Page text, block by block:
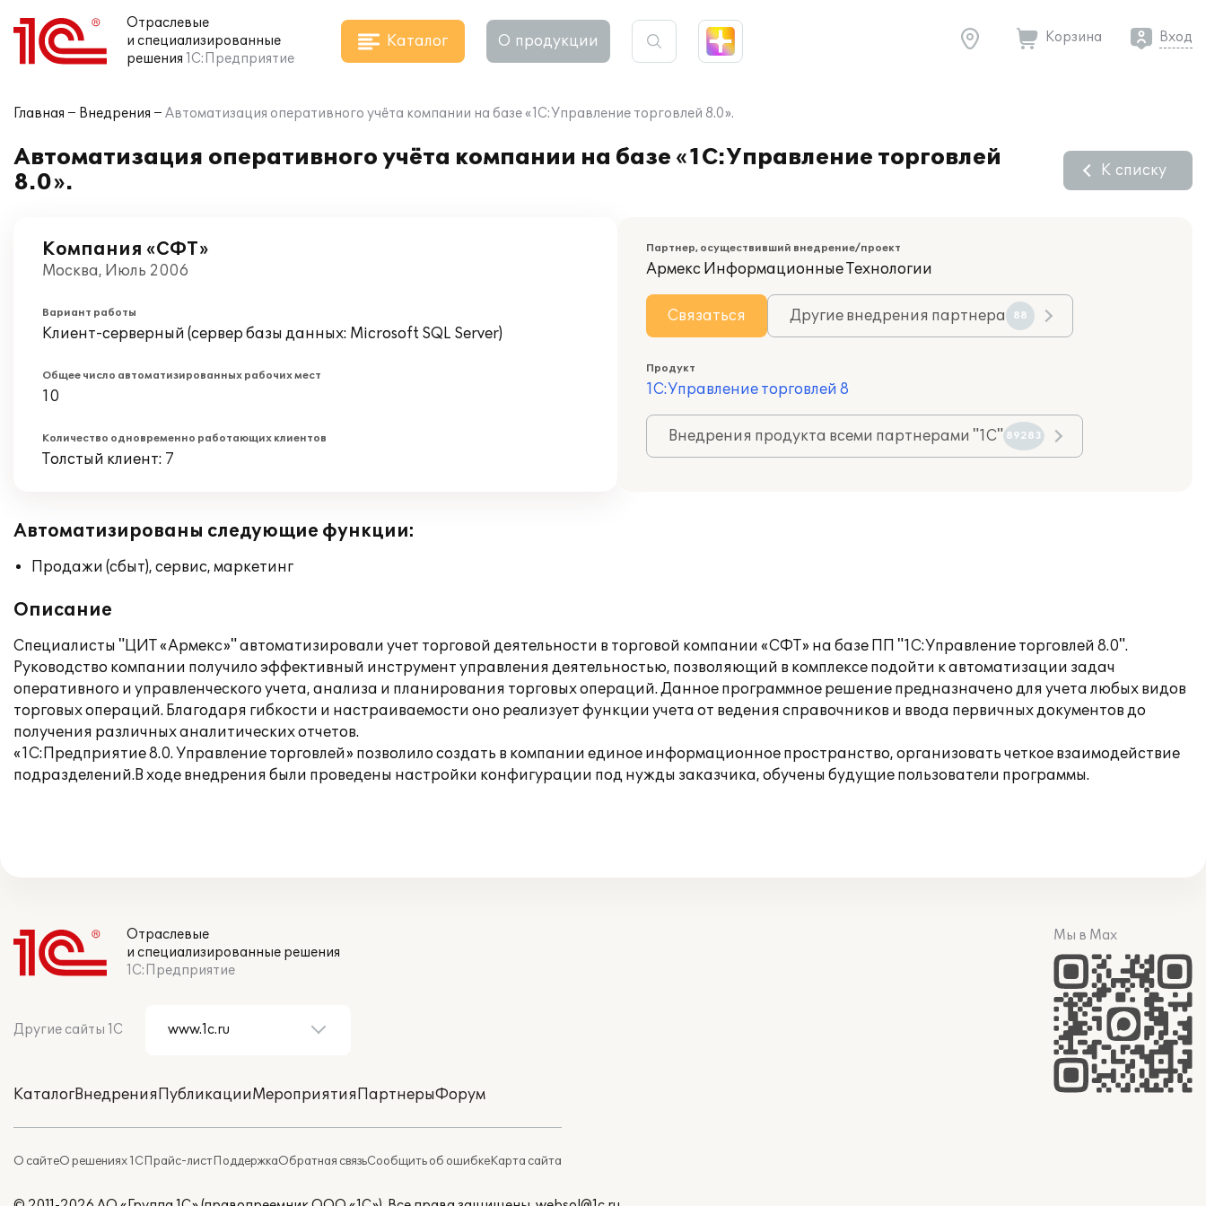
Отраслевые
и специализированные
решения 1С:Предприятие
Каталог О продукции Корзина Вход
Главная Внедрения Автоматизация оперативного учёта компании на базе «1С:Управление торговлей 8.0».
Автоматизация оперативного учёта компании на базе «1С:Управление торговлей
8.0».
К списку
Компания «СФТ»
Москва, Июль 2006
Вариант работы
Клиент-серверный (сервер базы данных: Microsoft SQL Server)
Общее число автоматизированных рабочих мест
10
Количество одновременно работающих клиентов
Толстый клиент: 7
Партнер, осуществивший внедрение/проект
Армекс Информационные Технологии
Связаться Другие внедрения партнера 88
Продукт
1С:Управление торговлей 8
Внедрения продукта всеми партнерами "1С" 89283
Автоматизированы следующие функции:
Продажи (сбыт), сервис, маркетинг
Описание
Специалисты "ЦИТ «Армекс»" автоматизировали учет торговой деятельности в торговой компании «СФТ» на базе ПП "1С:Управление торговлей 8.0".
Руководство компании получило эффективный инструмент управления деятельностью, позволяющий в комплексе подойти к автоматизации задач
оперативного и управленческого учета, анализа и планирования торговых операций. Данное программное решение предназначено для учета любых видов
торговых операций. Благодаря гибкости и настраиваемости оно реализует функции учета от ведения справочников и ввода первичных документов до
получения различных аналитических отчетов.
«1С:Предприятие 8.0. Управление торговлей» позволило создать в компании единое информационное пространство, организовать четкое взаимодействие
подразделений.В ходе внедрения были проведены настройки конфигурации под нужды заказчика, обучены будущие пользователи программы.
Отраслевые
и специализированные решения
1С:Предприятие
Другие сайты 1С
КаталогВнедренияПубликацииМероприятияПартнерыФорум
О сайтеО решениях 1СПрайс-листПоддержкаОбратная связьСообщить об ошибкеКарта сайта
Мы в Max